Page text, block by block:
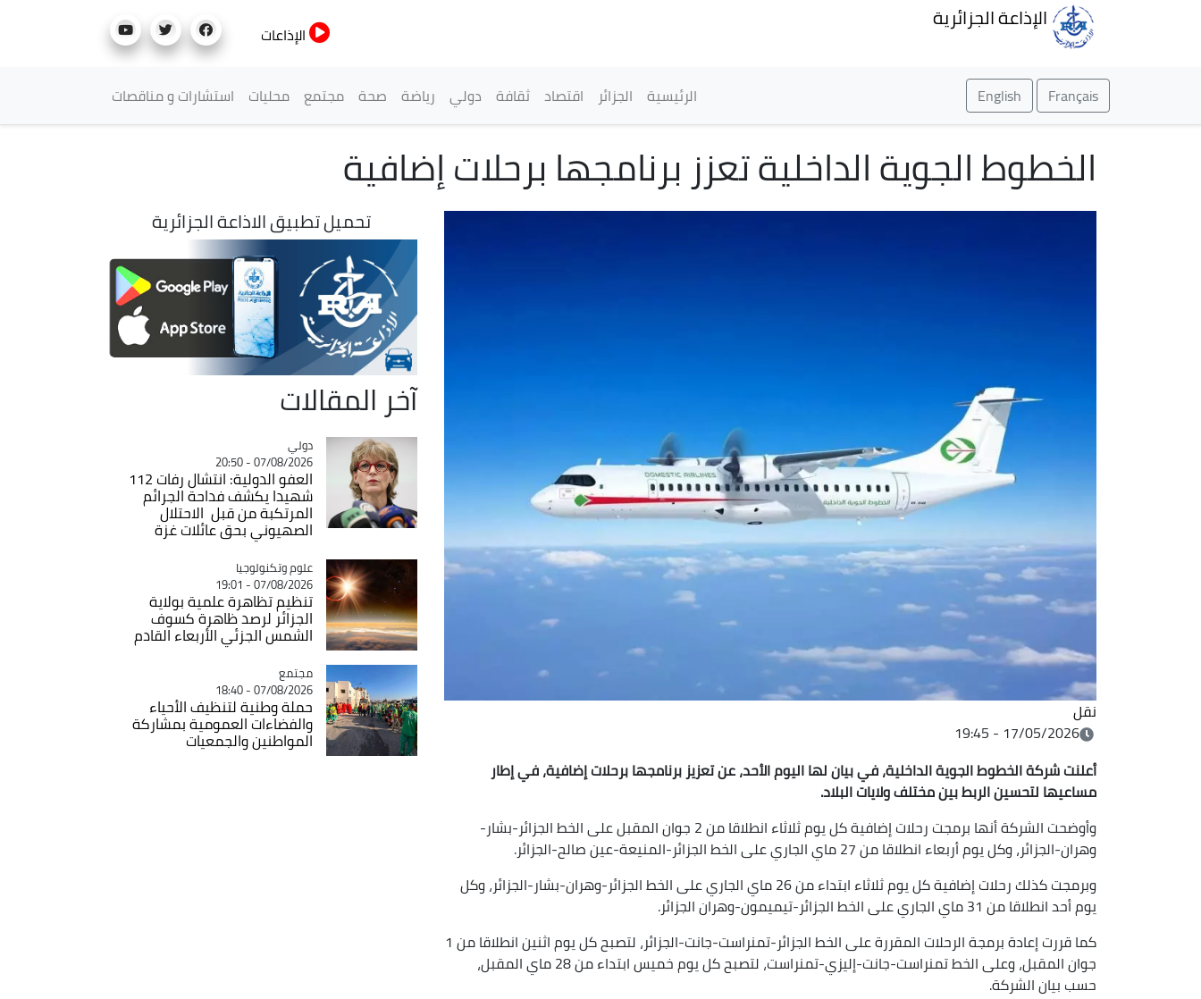
الإذاعة الجزائرية
الإذاعات
Français
English القائمة الرئيسية
الرئيسية الجزائر اقتصاد ثقافة دولي رياضة صحة مجتمع محليات استشارات و مناقصات
الخطوط الجوية الداخلية تعزز برنامجها برحلات إضافية
نقل
17/05/2026 - 19:45
أعلنت شركة الخطوط الجوية الداخلية، في بيان لها اليوم الأحد، عن تعزيز برنامجها برحلات إضافية، في إطار
مساعيها لتحسين الربط بين مختلف ولايات البلاد.
وأوضحت الشركة أنها برمجت رحلات إضافية كل يوم ثلاثاء انطلاقا من 2 جوان المقبل على الخط الجزائر-بشار-
وهران-الجزائر، وكل يوم أربعاء انطلاقا من 27 ماي الجاري على الخط الجزائر-المنيعة-عين صالح-الجزائر.
وبرمجت كذلك رحلات إضافية كل يوم ثلاثاء ابتداء من 26 ماي الجاري على الخط الجزائر-وهران-بشار-الجزائر، وكل
يوم أحد انطلاقا من 31 ماي الجاري على الخط الجزائر-تيميمون-وهران الجزائر.
كما قررت إعادة برمجة الرحلات المقررة على الخط الجزائر-تمنراست-جانت-الجزائر، لتصبح كل يوم اثنين انطلاقا من 1
جوان المقبل، وعلى الخط تمنراست-جانت-إليزي-تمنراست، لتصبح كل يوم خميس ابتداء من 28 ماي المقبل،
حسب بيان الشركة.
تحميل تطبيق الاذاعة الجزائرية
آخر المقالات
Catégorie
دولي
07/08/2026 - 20:50
العفو الدولية: انتشال رفات 112
شهيدا يكشف فداحة الجرائم
المرتكبة من قبل الاحتلال
الصهيوني بحق عائلات غزة
Catégorie
علوم وتكنولوجيا
07/08/2026 - 19:01
تنظيم تظاهرة علمية بولاية
الجزائر لرصد ظاهرة كسوف
الشمس الجزئي الأربعاء القادم
Catégorie
مجتمع
07/08/2026 - 18:40
حملة وطنية لتنظيف الأحياء
والفضاءات العمومية بمشاركة
المواطنين والجمعيات